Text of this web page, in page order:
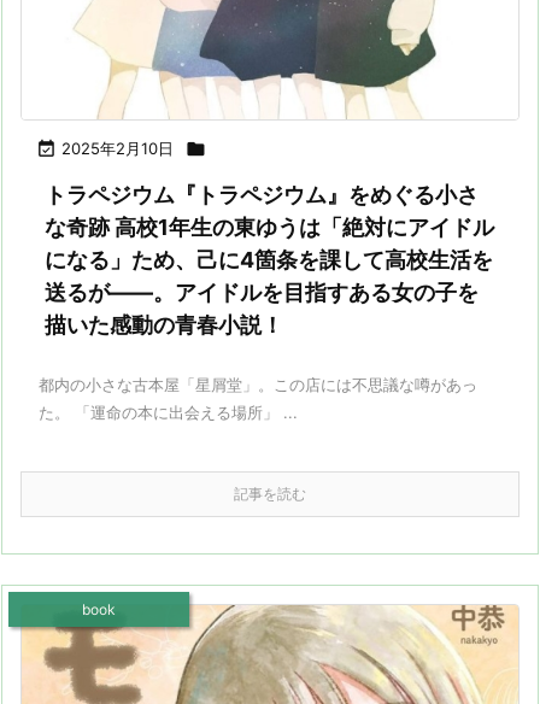
 2025年2月10日 
トラペジウム『トラペジウム』をめぐる小さ
な奇跡 高校1年生の東ゆうは「絶対にアイドル
になる」ため、己に4箇条を課して高校生活を
送るが――。アイドルを目指すある女の子を
描いた感動の青春小説！
都内の小さな古本屋「星屑堂」。この店には不思議な噂があっ
た。 「運命の本に出会える場所」 ...
記事を読む
book